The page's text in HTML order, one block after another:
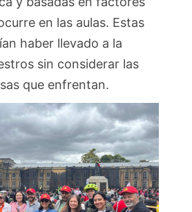
en las aulas. Estas
haber llevado a la
sin considerar las
que enfrentan.